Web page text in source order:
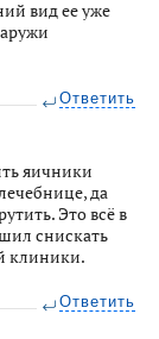
вид ее уже
Ответить
яичники
да
Это всё в
снискать
клиники.
Ответить